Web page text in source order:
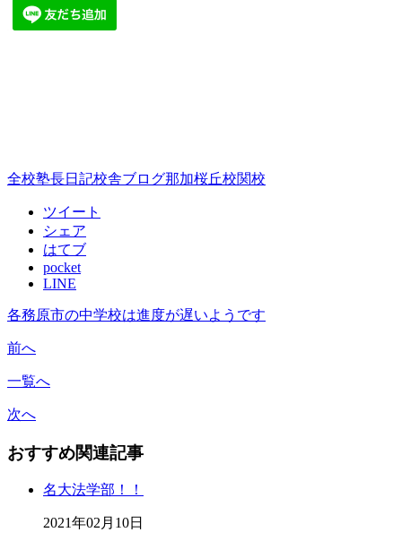
全校塾長日記校舎ブログ那加桜丘校関校
ツイート
シェア
はてブ
pocket
LINE
各務原市の中学校は進度が遅いようです
前へ
一覧へ
次へ
おすすめ関連記事
名大法学部！！
2021年02月10日